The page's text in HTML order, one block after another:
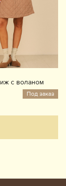
с воланом
Под заказ